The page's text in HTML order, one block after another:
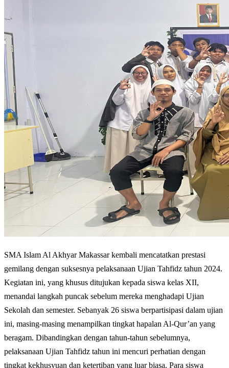
SMA Islam Al Akhyar Makassar kembali mencatatkan prestasi
gemilang dengan suksesnya pelaksanaan Ujian Tahfidz tahun 2024.
Kegiatan ini, yang khusus ditujukan kepada siswa kelas XII,
menandai langkah puncak sebelum mereka menghadapi Ujian
Sekolah dan semester. Sebanyak 26 siswa berpartisipasi dalam ujian
ini, masing-masing menampilkan tingkat hapalan Al-Qur’an yang
beragam. Dibandingkan dengan tahun-tahun sebelumnya,
pelaksanaan Ujian Tahfidz tahun ini mencuri perhatian dengan
tingkat kekhusyuan dan ketertiban yang luar biasa. Para siswa